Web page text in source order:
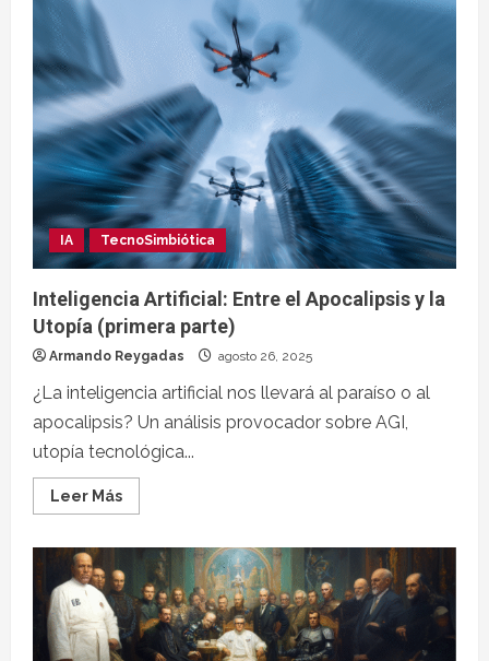
IA TecnoSimbiótica
Inteligencia Artificial: Entre el Apocalipsis y la
Utopía (primera parte)
Armando Reygadas agosto 26, 2025
¿La inteligencia artificial nos llevará al paraíso o al
apocalipsis? Un análisis provocador sobre AGI,
utopía tecnológica...
Leer Más